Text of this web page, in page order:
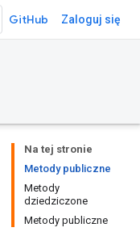
GitHub Zaloguj się
Na tej stronie
Metody publiczne
Metody
dziedziczone
Metody publiczne